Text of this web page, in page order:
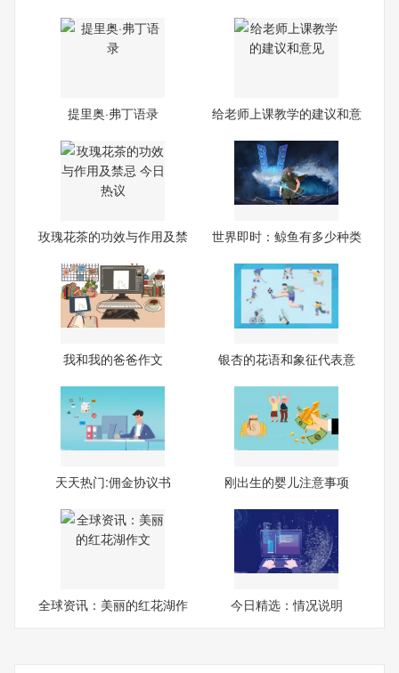
提里奥·弗丁语录
给老师上课教学的建议和意
玫瑰花茶的功效与作用及禁
世界即时：鲸鱼有多少种类
我和我的爸爸作文
银杏的花语和象征代表意
天天热门:佣金协议书 刚出生的婴儿注意事项
全球资讯：美丽的红花湖作
今日精选：情况说明